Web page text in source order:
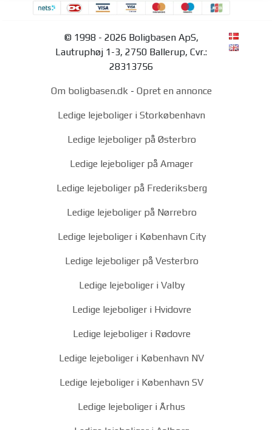
© 1998 - 2026 Boligbasen ApS,
Lautruphøj 1-3, 2750 Ballerup, Cvr.:
28313756
Om boligbasen.dk - Opret en annonce
Ledige lejeboliger i Storkøbenhavn
Ledige lejeboliger på Østerbro
Ledige lejeboliger på Amager
Ledige lejeboliger på Frederiksberg
Ledige lejeboliger på Nørrebro
Ledige lejeboliger i København City
Ledige lejeboliger på Vesterbro
Ledige lejeboliger i Valby
Ledige lejeboliger i Hvidovre
Ledige lejeboliger i Rødovre
Ledige lejeboliger i København NV
Ledige lejeboliger i København SV
Ledige lejeboliger i Århus